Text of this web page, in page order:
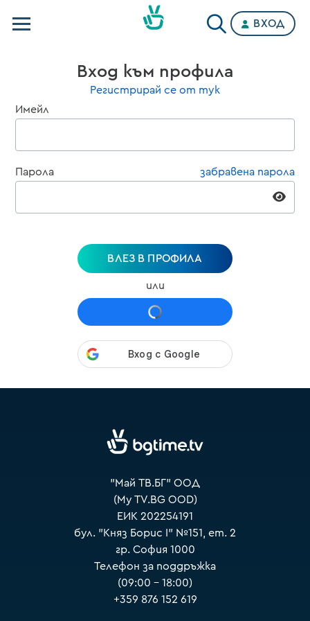
Категории
ВХОД
Вход към профила
Регистрирай се от тук
Имейл
Парола забравена парола
ВЛЕЗ В ПРОФИЛА
или
"Май ТВ.БГ" ООД
(My TV.BG OOD)
ЕИК 202254191
бул. "Княз Борис I" №151, ет. 2
гр. София 1000
Телефон за поддръжка
(09:00 – 18:00)
+359 876 152 619